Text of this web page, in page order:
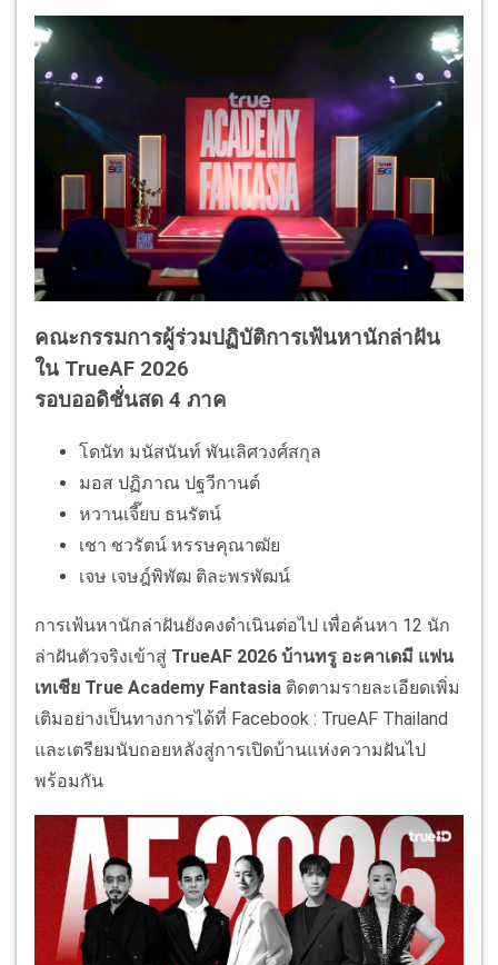
คณะกรรมการผู้ร่วมปฏิบัติการเฟ้นหานักล่าฝัน
ใน TrueAF 2026
รอบออดิชั่นสด 4 ภาค
โดนัท มนัสนันท์ พันเลิศวงศ์สกุล
มอส ปฏิภาณ ปฐวีกานต์
หวานเจี๊ยบ ธนรัตน์
เชา ชวรัตน์ หรรษคุณาฒัย
เจษ เจษฎ์พิพัฒ ติละพรพัฒน์
การเฟ้นหานักล่าฝันยังคงดำเนินต่อไป เพื่อค้นหา 12 นัก
ล่าฝันตัวจริงเข้าสู่ TrueAF 2026 บ้านทรู อะคาเดมี แฟน
เทเชีย True Academy Fantasia ติดตามรายละเอียดเพิ่ม
เติมอย่างเป็นทางการได้ที่ Facebook : TrueAF Thailand
และเตรียมนับถอยหลังสู่การเปิดบ้านแห่งความฝันไป
พร้อมกัน